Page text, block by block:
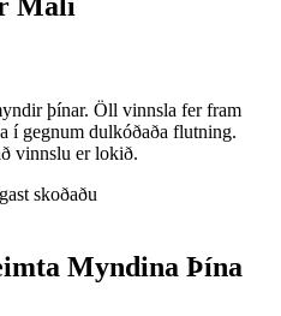
þínar. Öll vinnsla fer fram
í gegnum dulkóðaða flutning.
vinnslu er lokið.
skoðaðu
Myndina Þína